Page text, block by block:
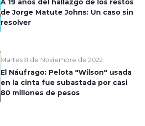
de Jorge Matute Johns: Un caso sin
resolver
Martes 8 de Noviembre de 2022
El Náufrago: Pelota "Wilson" usada
en la cinta fue subastada por casi
80 millones de pesos